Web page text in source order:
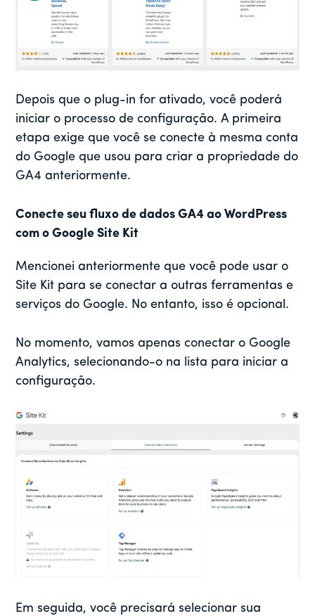
Depois que o plug-in for ativado, você poderá
iniciar o processo de configuração. A primeira
etapa exige que você se conecte à mesma conta
do Google que usou para criar a propriedade do
GA4 anteriormente.
Conecte seu fluxo de dados GA4 ao WordPress
com o Google Site Kit
Mencionei anteriormente que você pode usar o
Site Kit para se conectar a outras ferramentas e
serviços do Google. No entanto, isso é opcional.
No momento, vamos apenas conectar o Google
Analytics, selecionando-o na lista para iniciar a
configuração.
Em seguida, você precisará selecionar sua